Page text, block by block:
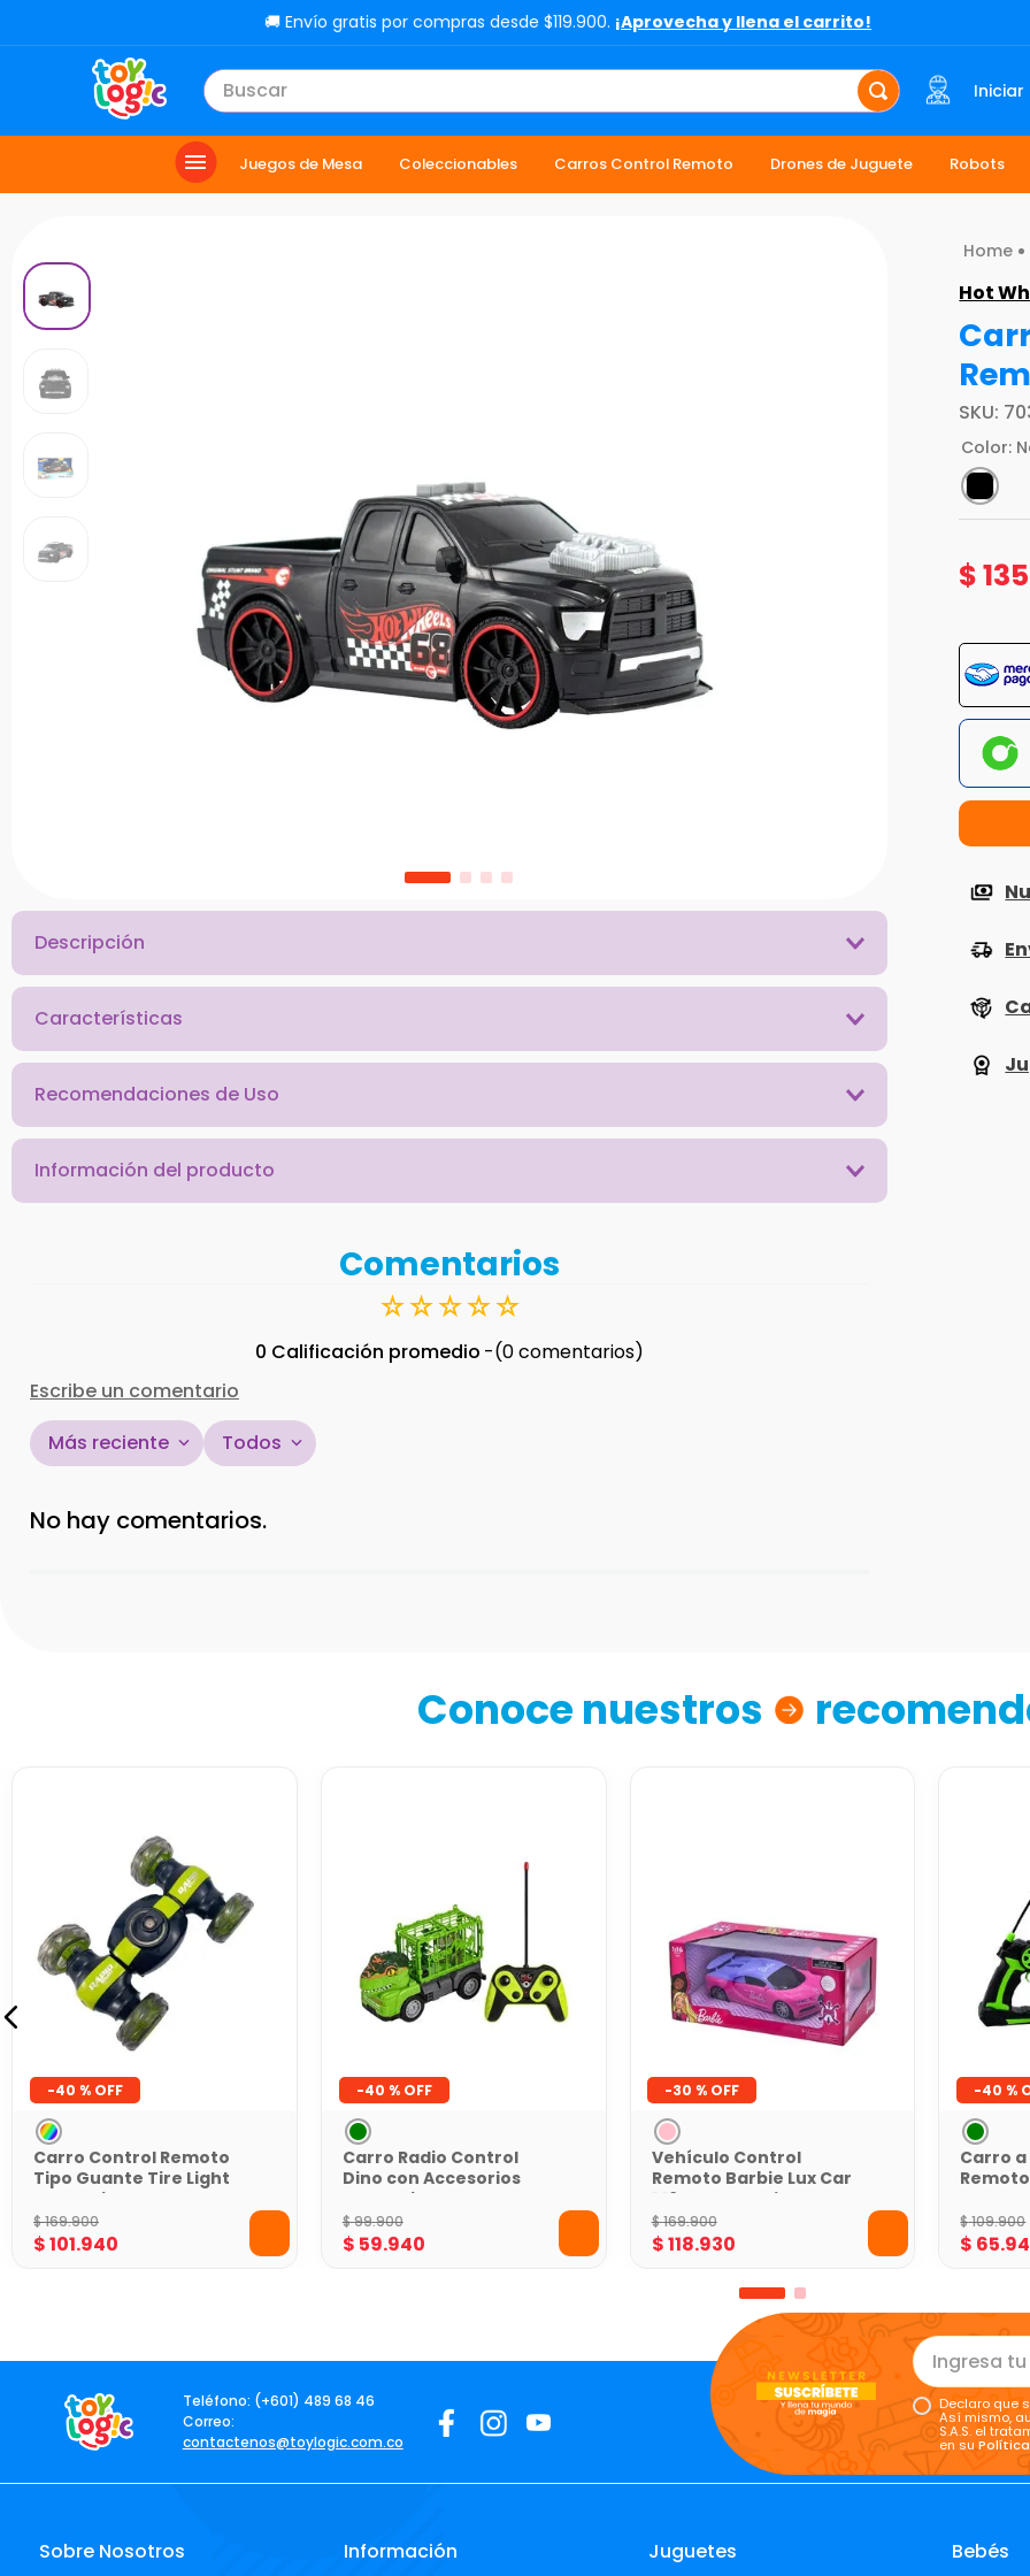
🚚 Envío gratis por compras desde $119.900. ¡Aprovecha y llena el carrito!
Buscar Iniciar
Juegos de Mesa Coleccionables Carros Control Remoto Drones de Juguete Robots
Descripción
Características
Recomendaciones de Uso
Información del producto
Comentarios
☆☆☆☆☆
0 Calificación promedio
(0 comentarios)
Escribe un comentario
Título
Escribe un comentario
Enviar comentario
Más reciente Todos
No hay comentarios.
Hot
SKU:
Color:
$135
Conoce nuestros
-40 %
Carro Control Remoto
Tipo Guante Tire Light
Toy Logic
$169.900
$101.940
-40 %
Carro Radio Control
Dino con Accesorios
Toy Logic
$99.900
$ 59.940
-30 %
Vehículo Control
Remoto Barbie Lux Car
1:16 Auto de Lujo
$169.900
$118.930
-40 %
Carro
$109.900
$ 65.
Teléfono: (+601) 489 68 46
Correo:
contactenos@toylogic.com.co
Declaro que
Así mismo,
S.A.S. el
en su
Sobre Nosotros Información Juguetes Bebés
TÉRMINOS MÁS BUSCADOS
lol
bloques